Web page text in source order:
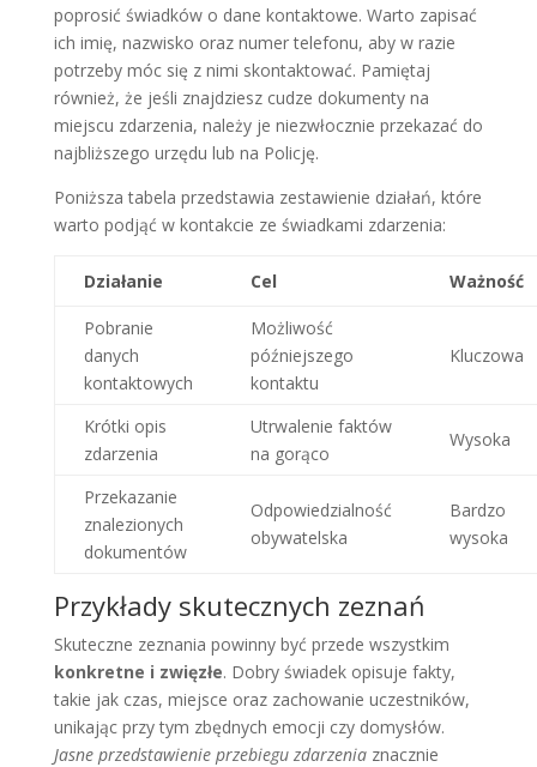
poprosić świadków o dane kontaktowe. Warto zapisać
ich imię, nazwisko oraz numer telefonu, aby w razie
potrzeby móc się z nimi skontaktować. Pamiętaj
również, że jeśli znajdziesz cudze dokumenty na
miejscu zdarzenia, należy je niezwłocznie przekazać do
najbliższego urzędu lub na Policję.
Poniższa tabela przedstawia zestawienie działań, które
warto podjąć w kontakcie ze świadkami zdarzenia:
Działanie Cel Ważność
Pobranie
danych
kontaktowych
Możliwość
późniejszego
kontaktu
Kluczowa
Krótki opis
zdarzenia
Utrwalenie faktów
na gorąco
Wysoka
Przekazanie
znalezionych
dokumentów
Odpowiedzialność
obywatelska
Bardzo
wysoka
Przykłady skutecznych zeznań
Skuteczne zeznania powinny być przede wszystkim
konkretne i zwięzłe. Dobry świadek opisuje fakty,
takie jak czas, miejsce oraz zachowanie uczestników,
unikając przy tym zbędnych emocji czy domysłów.
Jasne przedstawienie przebiegu zdarzeniaznacznie